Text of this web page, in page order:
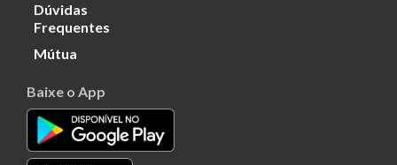
Dúvidas
Frequentes
Mútua
Baixe o App